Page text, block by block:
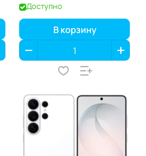
Доступно
В корзину